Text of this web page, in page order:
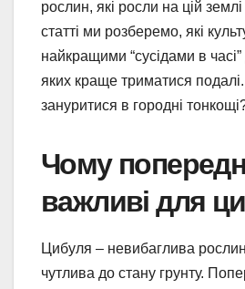
рослин, які росли на цій землі
статті ми розберемо, які
найкращими “сусідами в часі”
яких краще триматися подалі.
зануритися в городні
Чому
важливі для
Цибуля – невибаглива
чутлива до стану грунту.